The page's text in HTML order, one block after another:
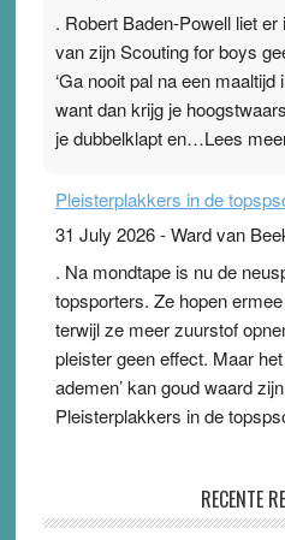
. Robert Baden-Powell liet
van zijn Scouting for boys
‘Ga nooit pal na een
want dan krijg je
je dubbelklapt en…Lees
Pleisterplakkers in de
31 July 2026-Ward van
. Na mondtape is nu de
topsporters. Ze hopen
terwijl ze meer zuurstof
pleister geen effect. Maar
ademen’ kan goud waard
Pleisterplakkers in de
Ward van
RECENTE